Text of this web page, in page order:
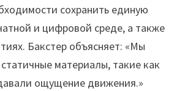
сохранить единую
и цифровой среде, а также
Бакстер объясняет: «Мы
материалы, такие как
ощущение движения.»